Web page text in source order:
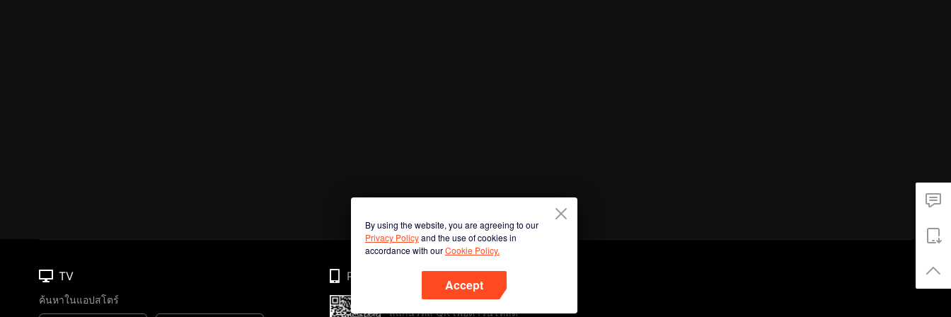
By using the website, you are agreeing to our
Privacy Policyand the use of cookies in
accordance with ourCookie Policy.
Accept
TV
ค้นหาในแอปสโตร์
Phone
สแกนรหัส QR เพื่อดาวน์โหลด